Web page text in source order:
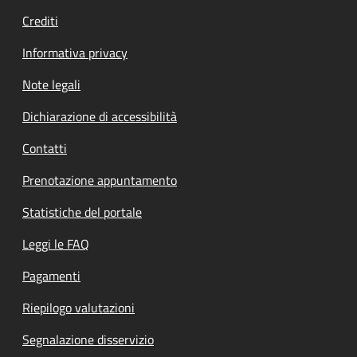
Crediti
Informativa privacy
Note legali
Dichiarazione di accessibilità
Contatti
Prenotazione appuntamento
Statistiche del portale
Leggi le FAQ
Pagamenti
Riepilogo valutazioni
Segnalazione disservizio